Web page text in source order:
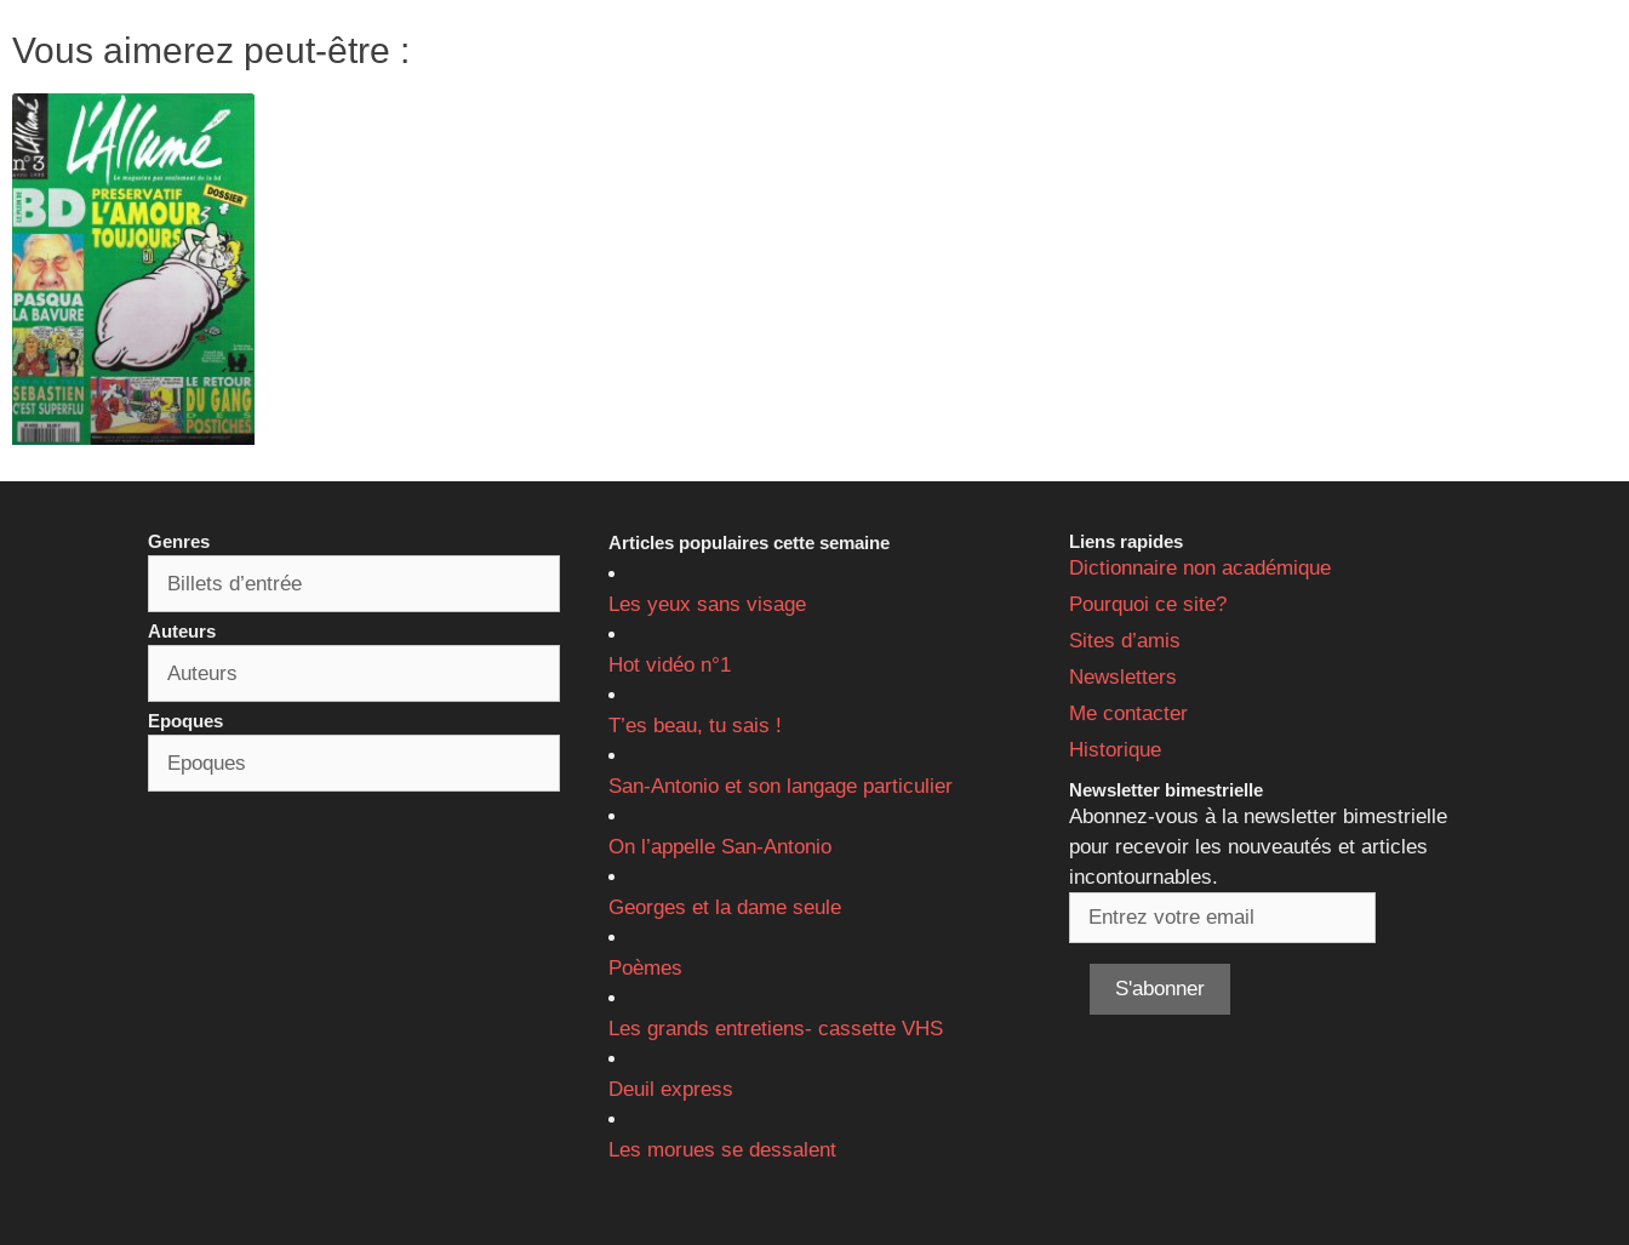
Vous aimerez peut-être :
Genres
Auteurs
Epoques
Articles populaires cette semaine
Les yeux sans visage
Hot vidéo n°1
T’es beau, tu sais !
San-Antonio et son langage particulier
On l’appelle San-Antonio
Georges et la dame seule
Poèmes
Les grands entretiens- cassette VHS
Deuil express
Les morues se dessalent
Liens rapides
Dictionnaire non académique
Pourquoi ce site?
Sites d’amis
Newsletters
Me contacter
Historique
Newsletter bimestrielle
Abonnez-vous à la newsletter bimestrielle
pour recevoir les nouveautés et articles
incontournables.